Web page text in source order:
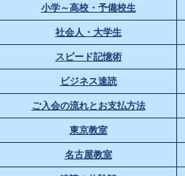
小学～高校・予備校生
社会人・大学生
スピード記憶術
ビジネス速読
ご入会の流れとお支払方法
東京教室
名古屋教室